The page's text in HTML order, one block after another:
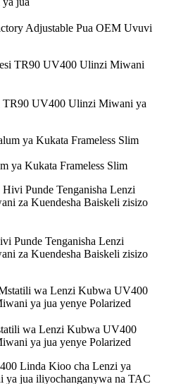
Adjustable Pua OEM Uvuvi
TR90 UV400 Ulinzi Miwani ya
ya Kukata Frameless Slim
Punde Tenganisha Lenzi
za Kuendesha Baiskeli zisizo
wa Lenzi Kubwa UV400
ya jua yenye Polarized